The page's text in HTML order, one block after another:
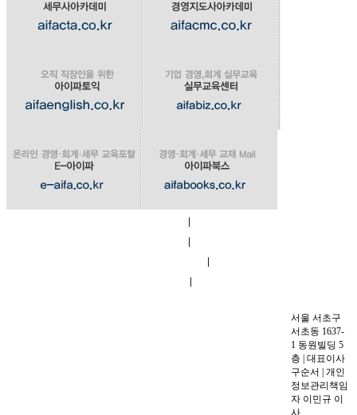
|
|
|
|
서울 서초구
서초동 1637-
1 동원빌딩 5
층 | 대표이사
구순서 | 개인
정보관리책임
자 이민규 이
사